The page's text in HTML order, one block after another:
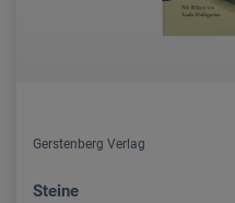
Gerstenberg Verlag
Steine